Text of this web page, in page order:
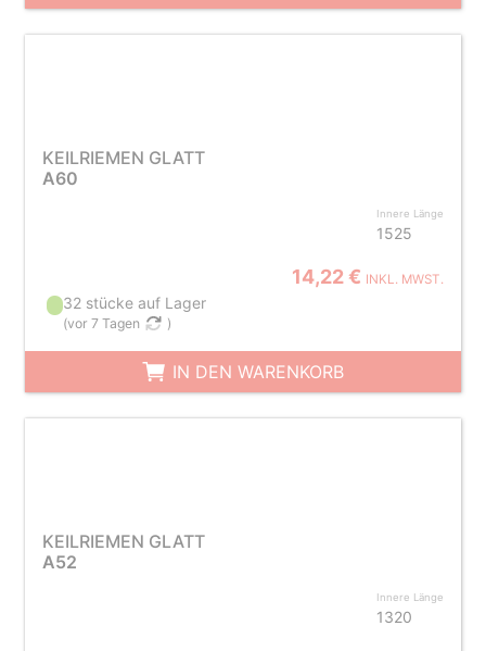
KEILRIEMEN GLATT
A60
Innere Länge
1525
14,22 € INKL. MWST.
32 stücke auf Lager
(vor 7 Tagen )
IN DEN WARENKORB
KEILRIEMEN GLATT
A52
Innere Länge
1320